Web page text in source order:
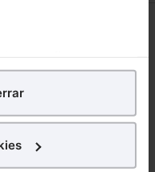
tu experienciaen
fines publicitarios,
y contenidos de tu